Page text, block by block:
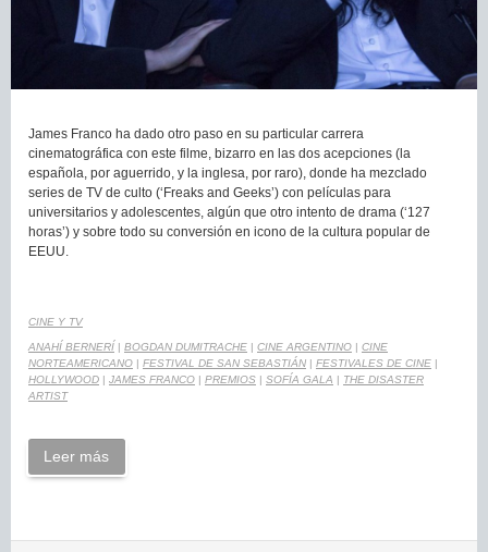
James Franco ha dado otro paso en su particular carrera
cinematográfica con este filme, bizarro en las dos acepciones (la
española, por aguerrido, y la inglesa, por raro), donde ha mezclado
series de TV de culto (‘Freaks and Geeks’) con películas para
universitarios y adolescentes, algún que otro intento de drama (‘127
horas’) y sobre todo su conversión en icono de la cultura popular de
EEUU.
CINE Y TV
ANAHÍ BERNERÍ | BOGDAN DUMITRACHE | CINE ARGENTINO | CINE
NORTEAMERICANO | FESTIVAL DE SAN SEBASTIÁN | FESTIVALES DE CINE |
HOLLYWOOD | JAMES FRANCO | PREMIOS | SOFÍA GALA | THE DISASTER
ARTIST
Leer más